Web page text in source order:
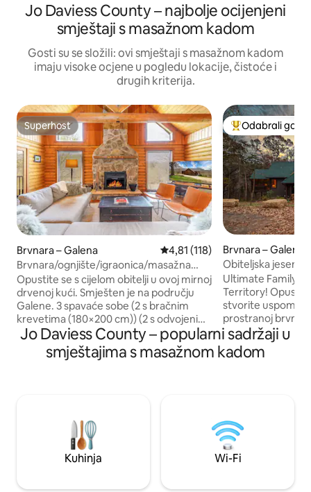
Jo Daviess County – najbolje ocijenjeni
smještaji s masažnom kadom
Gosti su se složili: ovi smještaji s masažnom kadom
imaju visoke ocjene u pogledu lokacije, čistoće i
drugih kriterija.
Superhost
Superhost
Brvnara – Galena Prosječna ocjena: 4,81/5,
4,81 (118)
Brvnara/ognjište/igraonica/masažna
kada
Opustite se s cijelom obitelji u ovoj mirnoj
drvenoj kući. Smješten je na području
Galene. 3 spavaće sobe (2 s bračnim
krevetima (180×200 cm)) (2 s odvojenim
krevetima smještene su u obiteljskoj sobi
na donjoj etaži), 3 kupaonice s futonom i
sofom na razvlačenje u potkrovlju, može
obiteljska soba na donjoj etaži. Vrlo
prostran i miran smještaj, šumovito
okruženje, vanjsko ognjište. Pristup
sadržajima odmarališta koje je udaljeno
Među najviše
Odabrali gosti
Brvnara – Galena
Obiteljska jesen!
unutra/
size”
Ultimate Family
Territory!
stvorite
prostranoj
terasi dok jeleni
masažnoj kadi i
za sendviče.
pickleballom.
rezervirajte svoj
danas! Obiteljska
kada – Ognjište –
Jo Daviess County – popularni sadržaji u
smještajima s masažnom kadom
Kuhinja Wi-Fi